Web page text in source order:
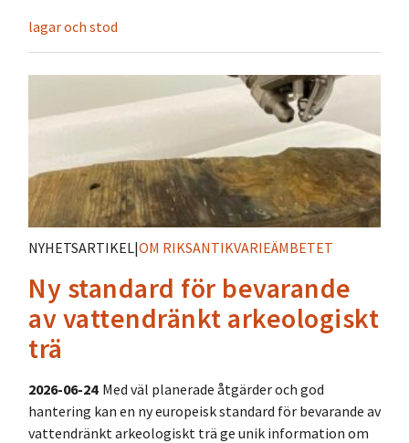
lagar och stod
NYHETSARTIKEL|OM RIKSANTIKVARIEÄMBETET
Ny standard för bevarande
av vattendränkt arkeologiskt
trä
2026-06-24 Med väl planerade åtgärder och god
hantering kan en ny europeisk standard för bevarande av
vattendränkt arkeologiskt trä ge unik information om